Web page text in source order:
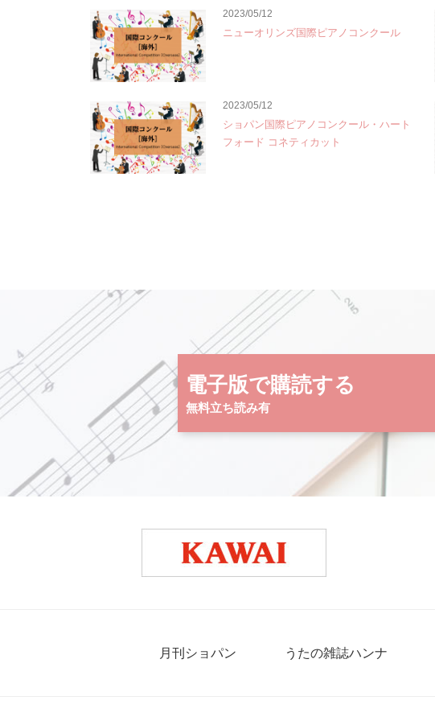
2023/05/12
ニューオリンズ国際ピアノコンクール
2023/05/12
ショパン国際ピアノコンクール・ハート
フォード コネティカット
電子版で購読する
無料立ち読み有
月刊ショパン うたの雑誌ハンナ